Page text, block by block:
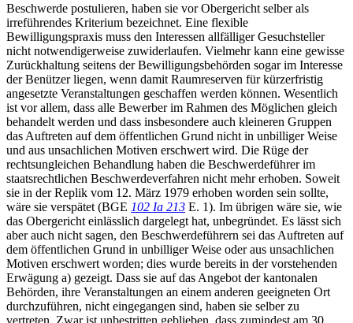
Beschwerde postulieren, haben sie vor Obergericht selber als
irreführendes Kriterium bezeichnet. Eine flexible
Bewilligungspraxis muss den Interessen allfälliger Gesuchsteller
nicht notwendigerweise zuwiderlaufen. Vielmehr kann eine gewisse
Zurückhaltung seitens der Bewilligungsbehörden sogar im Interesse
der Benützer liegen, wenn damit Raumreserven für kürzerfristig
angesetzte Veranstaltungen geschaffen werden können. Wesentlich
ist vor allem, dass alle Bewerber im Rahmen des Möglichen gleich
behandelt werden und dass insbesondere auch kleineren Gruppen
das Auftreten auf dem öffentlichen Grund nicht in unbilliger Weise
und aus unsachlichen Motiven erschwert wird. Die Rüge der
rechtsungleichen Behandlung haben die Beschwerdeführer im
staatsrechtlichen Beschwerdeverfahren nicht mehr erhoben. Soweit
sie in der Replik vom 12. März 1979 erhoben worden sein sollte,
wäre sie verspätet (BGE 102 Ia 213 E. 1). Im übrigen wäre sie, wie
das Obergericht einlässlich dargelegt hat, unbegründet. Es lässt sich
aber auch nicht sagen, den Beschwerdeführern sei das Auftreten auf
dem öffentlichen Grund in unbilliger Weise oder aus unsachlichen
Motiven erschwert worden; dies wurde bereits in der vorstehenden
Erwägung a) gezeigt. Dass sie auf das Angebot der kantonalen
Behörden, ihre Veranstaltungen an einem anderen geeigneten Ort
durchzuführen, nicht eingegangen sind, haben sie selber zu
vertreten. Zwar ist unbestritten geblieben, dass zumindest am 30.